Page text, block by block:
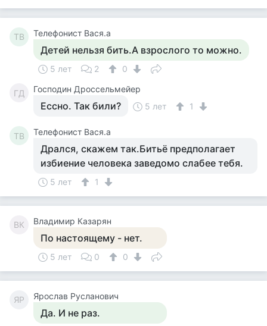
ТВ Телефонист Вася.а
Детей нельзя бить.А взрослого то можно.
5 лет 2 0
ГД Господин Дроссельмейер
Ессно. Так били? 5 лет 1
ТВ Телефонист Вася.а
Дрался, скажем так.Битьё предполагает
избиение человека заведомо слабее тебя.
5 лет 1
ВК Владимир Казарян
По настоящему - нет.
5 лет 0 0
ЯР Ярослав Русланович
Да. И не раз.